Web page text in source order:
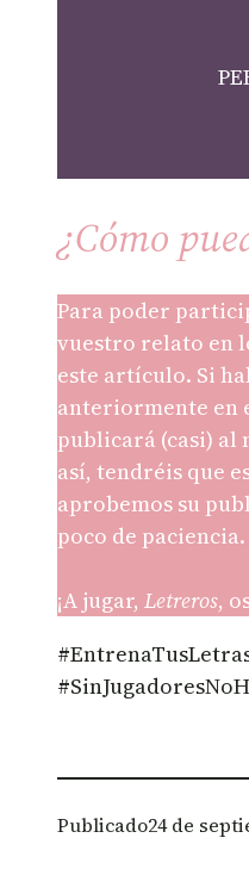
¿Cómo
Para poder
vuestro relato en
este artículo. Si
anteriormente en
publicará (casi) al
así, tendréis que
aprobemos su
poco de paciencia.
¡A jugar, Letreros,
Publicado24 de